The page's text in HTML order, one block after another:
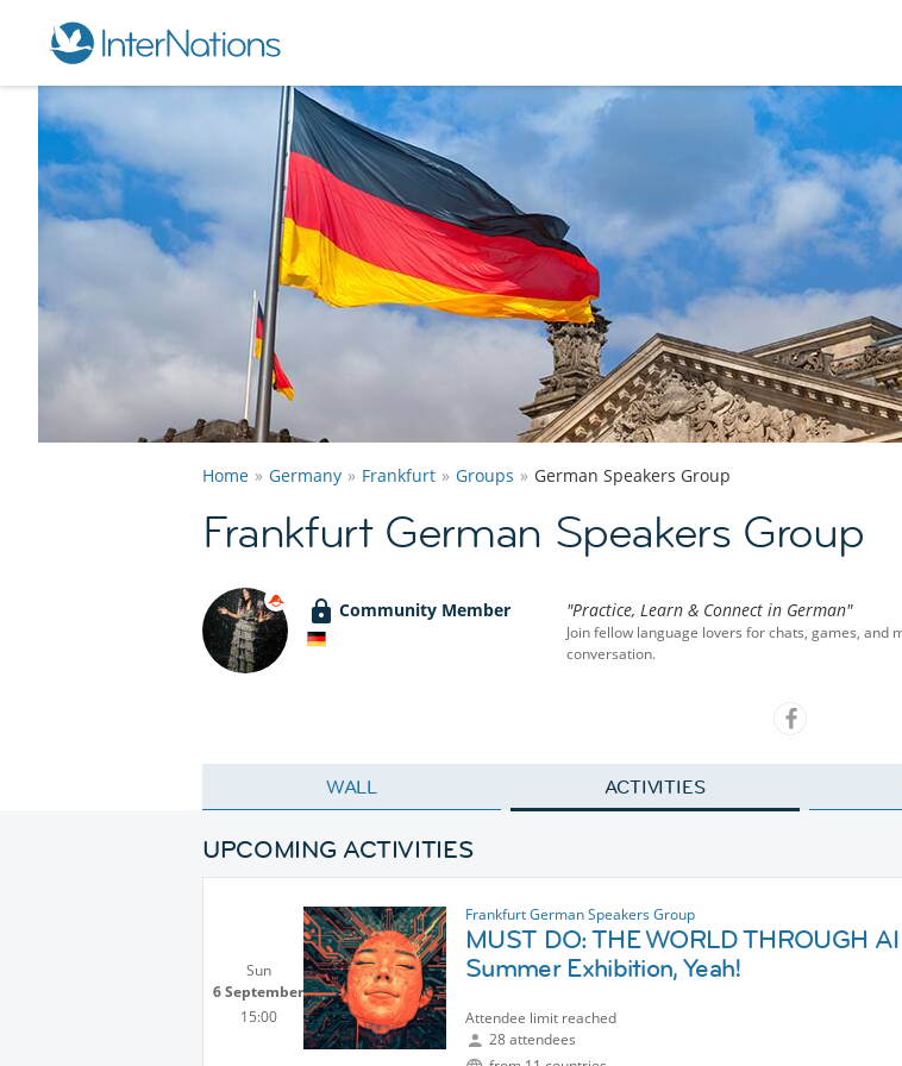
Home Germany Frankfurt Groups German Speakers Group
Frankfurt German Speakers Group
Community Member "Practice, Learn & Connect in German"
Join fellow language lovers for chats, games,
conversation.
WALL ACTIVITIES
UPCOMING ACTIVITIES
Sun
6 September
15:00
Frankfurt German Speakers Group
MUST DO: THE WORLD THROUGH
Summer Exhibition, Yeah!
28 attendees
Attendee limit reached